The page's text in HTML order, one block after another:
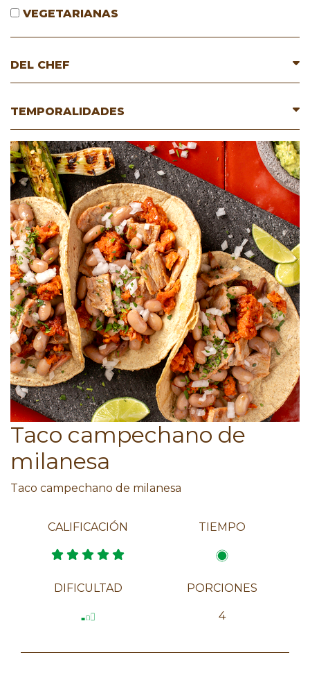
VEGETARIANAS
DEL CHEF
TEMPORALIDADES
Taco campechano de
milanesa
Taco campechano de milanesa
CALIFICACIÓN TIEMPO
DIFICULTAD PORCIONES
4